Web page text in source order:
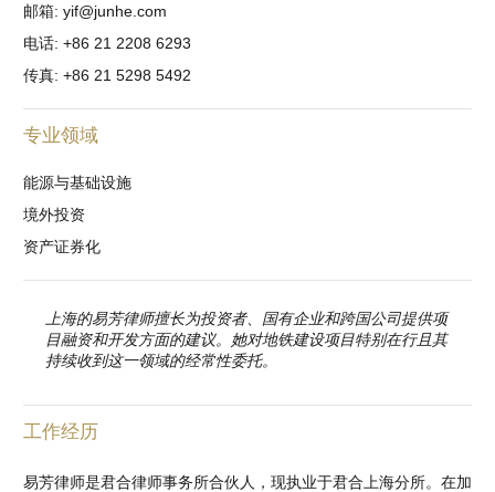
邮箱: yif@junhe.com
电话: +86 21 2208 6293
传真: +86 21 5298 5492
专业领域
能源与基础设施
境外投资
资产证券化
上海的易芳律师擅长为投资者、国有企业和跨国公司提供项
目融资和开发方面的建议。她对地铁建设项目特别在行且其
持续收到这一领域的经常性委托。
工作经历
易芳律师是君合律师事务所合伙人，现执业于君合上海分所。在加